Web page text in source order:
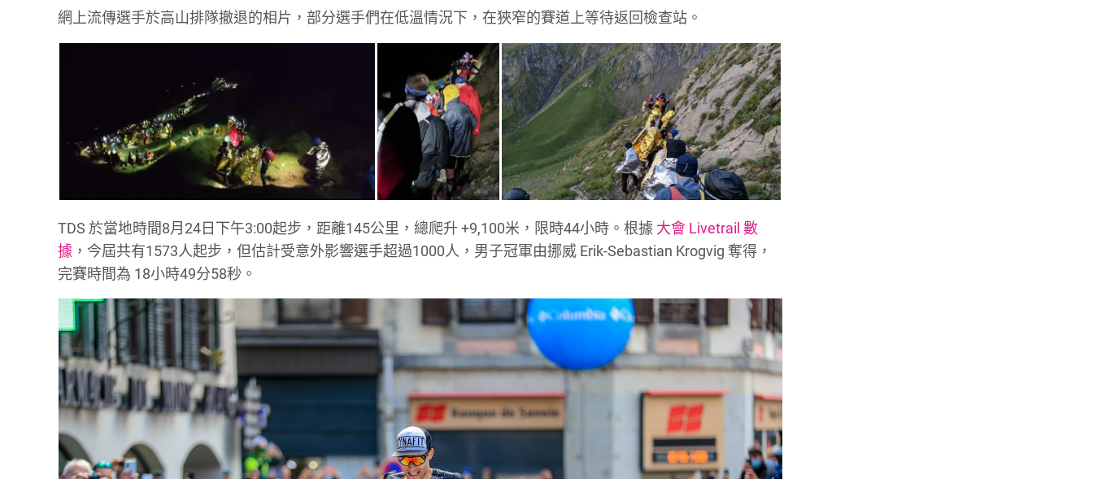
網上流傳選手於高山排隊撤退的相片，部分選手們在低溫情況下，在狹窄的賽道上等待返回檢查站。
TDS 於當地時間8月24日下午3:00起步，距離145公里，總爬升 +9,100米，限時44小時。根據 大會 Livetrail 數
據 ，今屆共有1573人起步，但估計受意外影響選手超過1000人，男子冠軍由挪威 Erik-Sebastian Krogvig 奪得，
完賽時間為 18小時49分58秒。